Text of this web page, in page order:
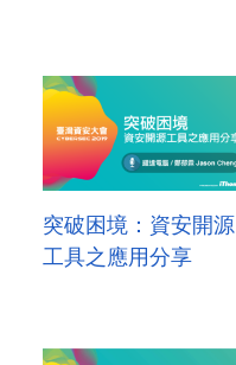
突破困境：資安開源
工具之應用分享